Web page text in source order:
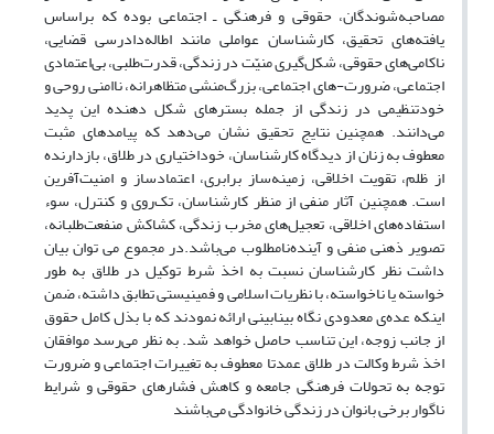
مصاحبه‌شوندگان، حقوقی و فرهنگی ـ اجتماعی بوده که براساس
یافته‌های تحقیق، کارشناسان عواملی مانند اطاله‌دادرسی قضایی،
ناکامی‌های حقوقی، شکل‌گیری منیّت در زندگی، قدرت‌طلبی، بی‌اعتمادی
اجتماعی، ضرورت-های اجتماعی، بزرگ‌منشی متظاهرانه، ناامنی روحی و
خودتنظیمی در زندگی از جمله بسترهای شکل دهنده این پدید
می‌دانند. همچنین نتایج تحقیق نشان می‌دهد که پیامدهای مثبت
معطوف به زنان از دیدگاه کارشناسان، خوداختیاری در طلاق، بازدارنده
از ظلم، تقویت اخلاقی، زمینه‌ساز برابری، اعتمادساز و امنیت‌آفرین
است. همچنین آثار منفی از منظر کارشناسان، تک‌روی و کنترل، سوء
استفاده‌های اخلاقی، تعجیل‌های مخرب زندگی، کشاکش منفعت‌طلبانه،
تصویر ذهنی منفی و آینده‌نامطلوب می‌باشد.در مجموع می توان بیان
داشت نظر کارشناسان نسبت به اخذ شرط توکیل در طلاق به طور
خواسته یا ناخواسته، با نظریات اسلامی و فمینیستی تطابق داشته، ضمن
اینکه عده‌ی معدودی نگاه بینابینی ارائه نمودند که با بذل کامل حقوق
از جانب زوجه، این تناسب حاصل خواهد شد. به نظر می‌رسد موافقان
اخذ شرط وکالت در طلاق عمدتا معطوف به تغییرات اجتماعی و ضرورت
توجه به تحولات فرهنگی جامعه و کاهش فشارهای حقوقی و شرایط
ناگوار برخی بانوان در زندگی خانوادگی می‌باشند